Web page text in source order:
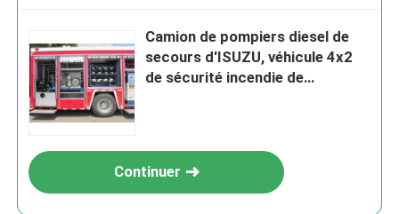
Camion de pompiers diesel de
secours d'ISUZU, véhicule 4x2
de sécurité incendie de
Continuer